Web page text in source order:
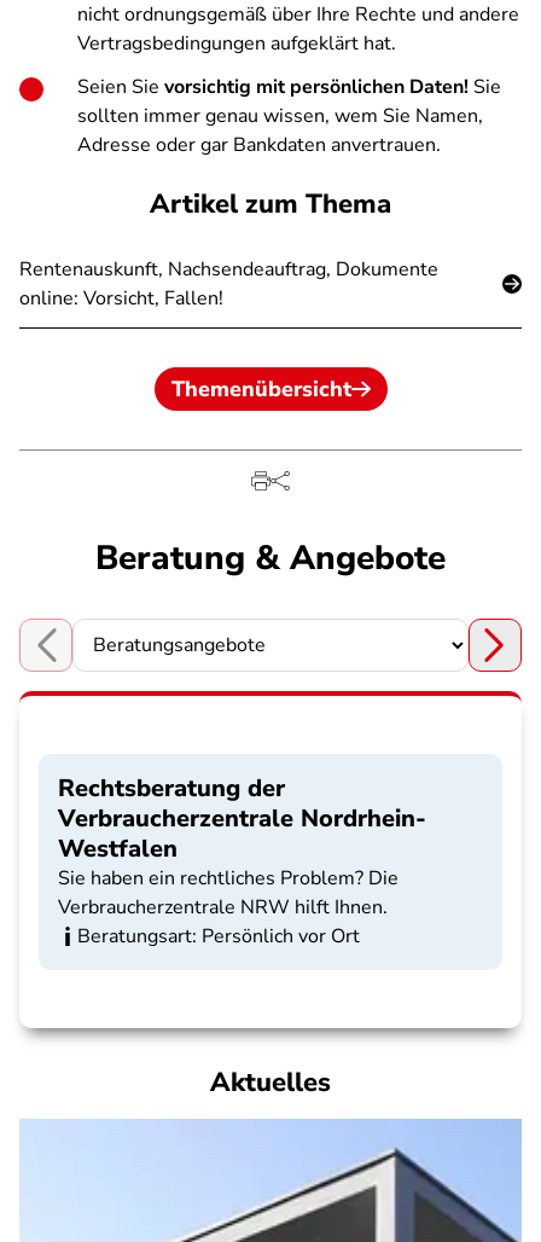
nicht ordnungsgemäß über Ihre Rechte und andere
Vertragsbedingungen aufgeklärt hat.
Seien Sie vorsichtig mit persönlichen Daten! Sie
sollten immer genau wissen, wem Sie Namen,
Adresse oder gar Bankdaten anvertrauen.
Artikel zum Thema
Rentenauskunft, Nachsendeauftrag, Dokumente
online: Vorsicht, Fallen!
Themenübersicht
Beratung & Angebote
Choose a section
Rechtsberatung der
Verbraucherzentrale Nordrhein-
Westfalen
Sie haben ein rechtliches Problem? Die
Verbraucherzentrale NRW hilft Ihnen.
Beratungsart: Persönlich vor Ort
Aktuelles